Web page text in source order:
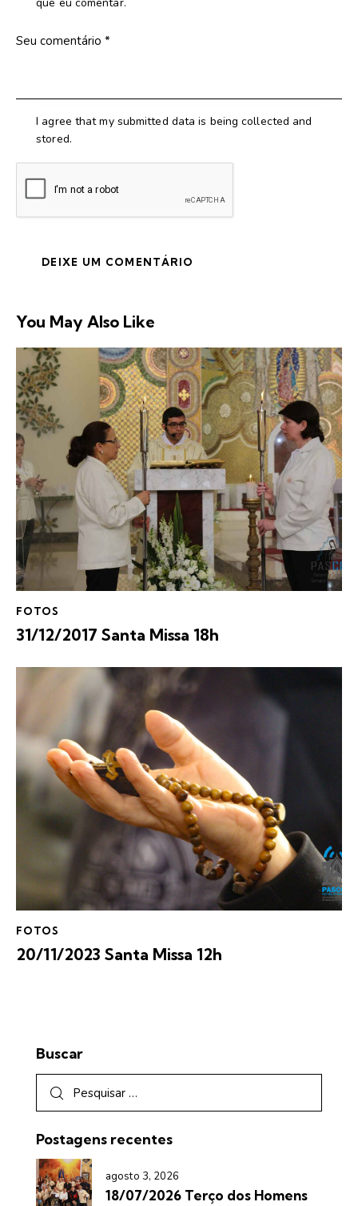
I agree that my submitted data is being collected and
stored.
You May Also Like
FOTOS
31/12/2017 Santa Missa 18h
FOTOS
20/11/2023 Santa Missa 12h
Buscar
Postagens recentes
agosto 3, 2026
18/07/2026 Terço dos Homens